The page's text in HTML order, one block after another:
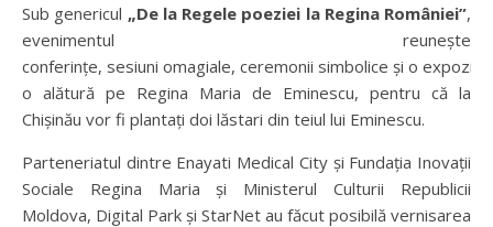
Sub genericul „De la Regele poeziei la Regina României”,
evenimentul reunește
conferințe, sesiuni omagiale, ceremonii simbolice și o
o alătură pe Regina Maria de Eminescu, pentru că la
Chișinău vor fi plantați doi lăstari din teiul lui Eminescu.
Parteneriatul dintre Enayati Medical City și Fundația Inovații
Sociale Regina Maria și Ministerul Culturii Republicii
Moldova, Digital Park și StarNet au făcut posibilă vernisarea